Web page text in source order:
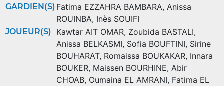
GARDIEN(S) Fatima EZZAHRA BAMBARA, Anissa
ROUINBA, Inès SOUIFI
JOUEUR(S) Kawtar AIT OMAR, Zoubida BASTALI,
Anissa BELKASMI, Sofia BOUFTINI, Sirine
BOUHARAT, Romaissa BOUKAKAR, Innara
BOUKER, Maissen BOURHINE, Abir
CHOAB, Oumaina EL AMRANI, Fatima EL